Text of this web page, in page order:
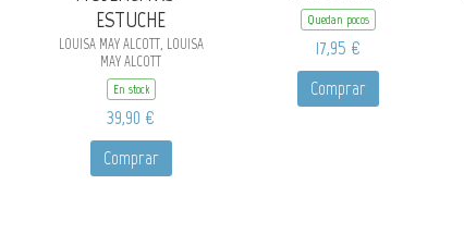
ESTUCHE
LOUISA MAY ALCOTT, LOUISA
MAY ALCOTT
En stock
39,90 €
Comprar
Quedan pocos
17,95 €
Comprar